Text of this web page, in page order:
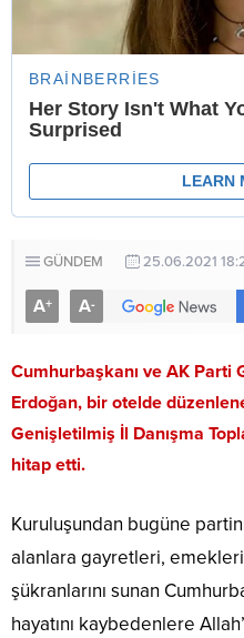
GÜNDEM 25.06.2021
A+ A-
Cumhurbaşkanı ve AK Parti
Erdoğan, bir otelde
Genişletilmiş İl Danışma
hitap etti.
Kuruluşundan bugüne
alanlara gayretleri,
şükranlarını sunan
hayatını kaybedenlere